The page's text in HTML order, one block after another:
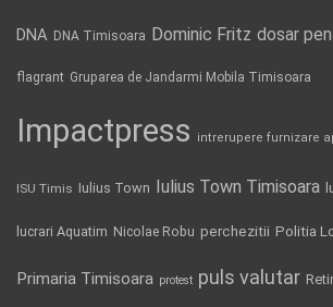
DNA DNA Timisoara Dominic Fritz dosar
flagrant Gruparea de Jandarmi Mobila Timisoara
Impactpress intrerupere furnizare
ISU Timis Iulius Town Iulius Town Timisoara
lucrari Aquatim Nicolae Robu perchezitii Politia
Primaria Timisoara protest puls valutar